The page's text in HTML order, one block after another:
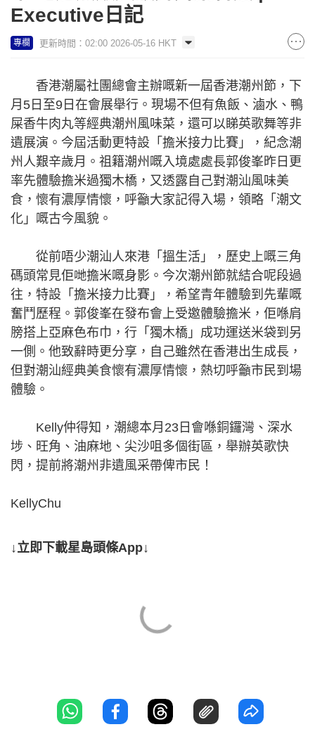
Executive日記
專欄 更新時間：02:00 2026-05-16 HKT
香港潮屬社團總會主辦嘅新一屆香港潮州節，下
月5日至9日在會展舉行。現場不但有魚飯、滷水、鴨
屎香牛肉丸等經典潮州風味菜，還可以睇英歌舞等非
遺展演。今屆活動更特設「擔米接力比賽」，紀念潮
州人艱辛歲月。祖籍潮州嘅入境處處長郭俊峯昨日更
率先體驗擔米過獨木橋，又透露自己對潮汕風味美
食，懷有濃厚情懷，呼籲大家記得入場，領略「潮文
化」嘅古今風貌。
從前唔少潮汕人來港「搵生活」，歷史上嘅三角
碼頭常見佢哋擔米嘅身影。今次潮州節就結合呢段過
往，特設「擔米接力比賽」，希望青年體驗到先輩嘅
奮鬥歷程。郭俊峯在發布會上受邀體驗擔米，佢喺肩
膀搭上亞麻色布巾，行「獨木橋」成功運送米袋到另
一側。他致辭時更分享，自己雖然在香港出生成長，
但對潮汕經典美食懷有濃厚情懷，熱切呼籲市民到場
體驗。
Kelly仲得知，潮總本月23日會喺銅鑼灣、深水
埗、旺角、油麻地、尖沙咀多個街區，舉辦英歌快
閃，提前將潮州非遺風采帶俾市民！
KellyChu
↓立即下載星島頭條App↓